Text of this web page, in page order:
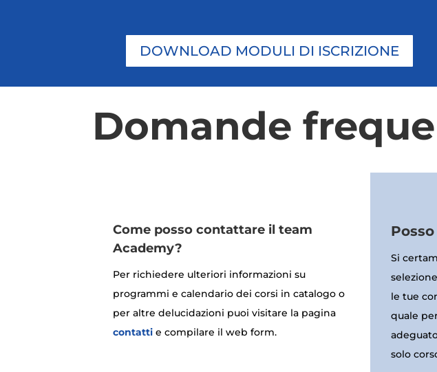
DOWNLOAD MODULI DI ISCRIZIONE
Domande
Come posso contattare il team
Academy?
Per richiedere ulteriori informazioni su
programmi e calendario dei corsi in catalogo o
per altre delucidazioni puoi visitare la pagina
contatti e compilare il web form.
Si
le tue
quale
solo